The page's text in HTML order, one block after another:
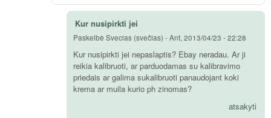
Kur nusipirkti jei
Paskelbė Svecias (svečias) -Ant, 2013/04/23 - 22:28
Kur nusipirkti jei nepaslaptis? Ebay neradau. Ar ji
reikia kalibruoti, ar parduodamas su kalibravimo
priedais ar galima sukalibruoti panaudojant koki
krema ar muila kurio ph zinomas?
atsakyti